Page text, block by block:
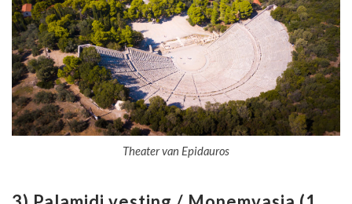
Theater van Epidauros